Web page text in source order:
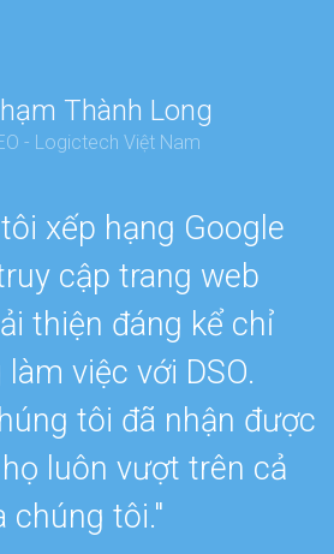
Thành Long
- Logictech Việt Nam
xếp hạng Google
cập trang web
thiện đáng kể chỉ
việc với DSO.
tôi đã nhận được
luôn vượt trên cả
chúng tôi."